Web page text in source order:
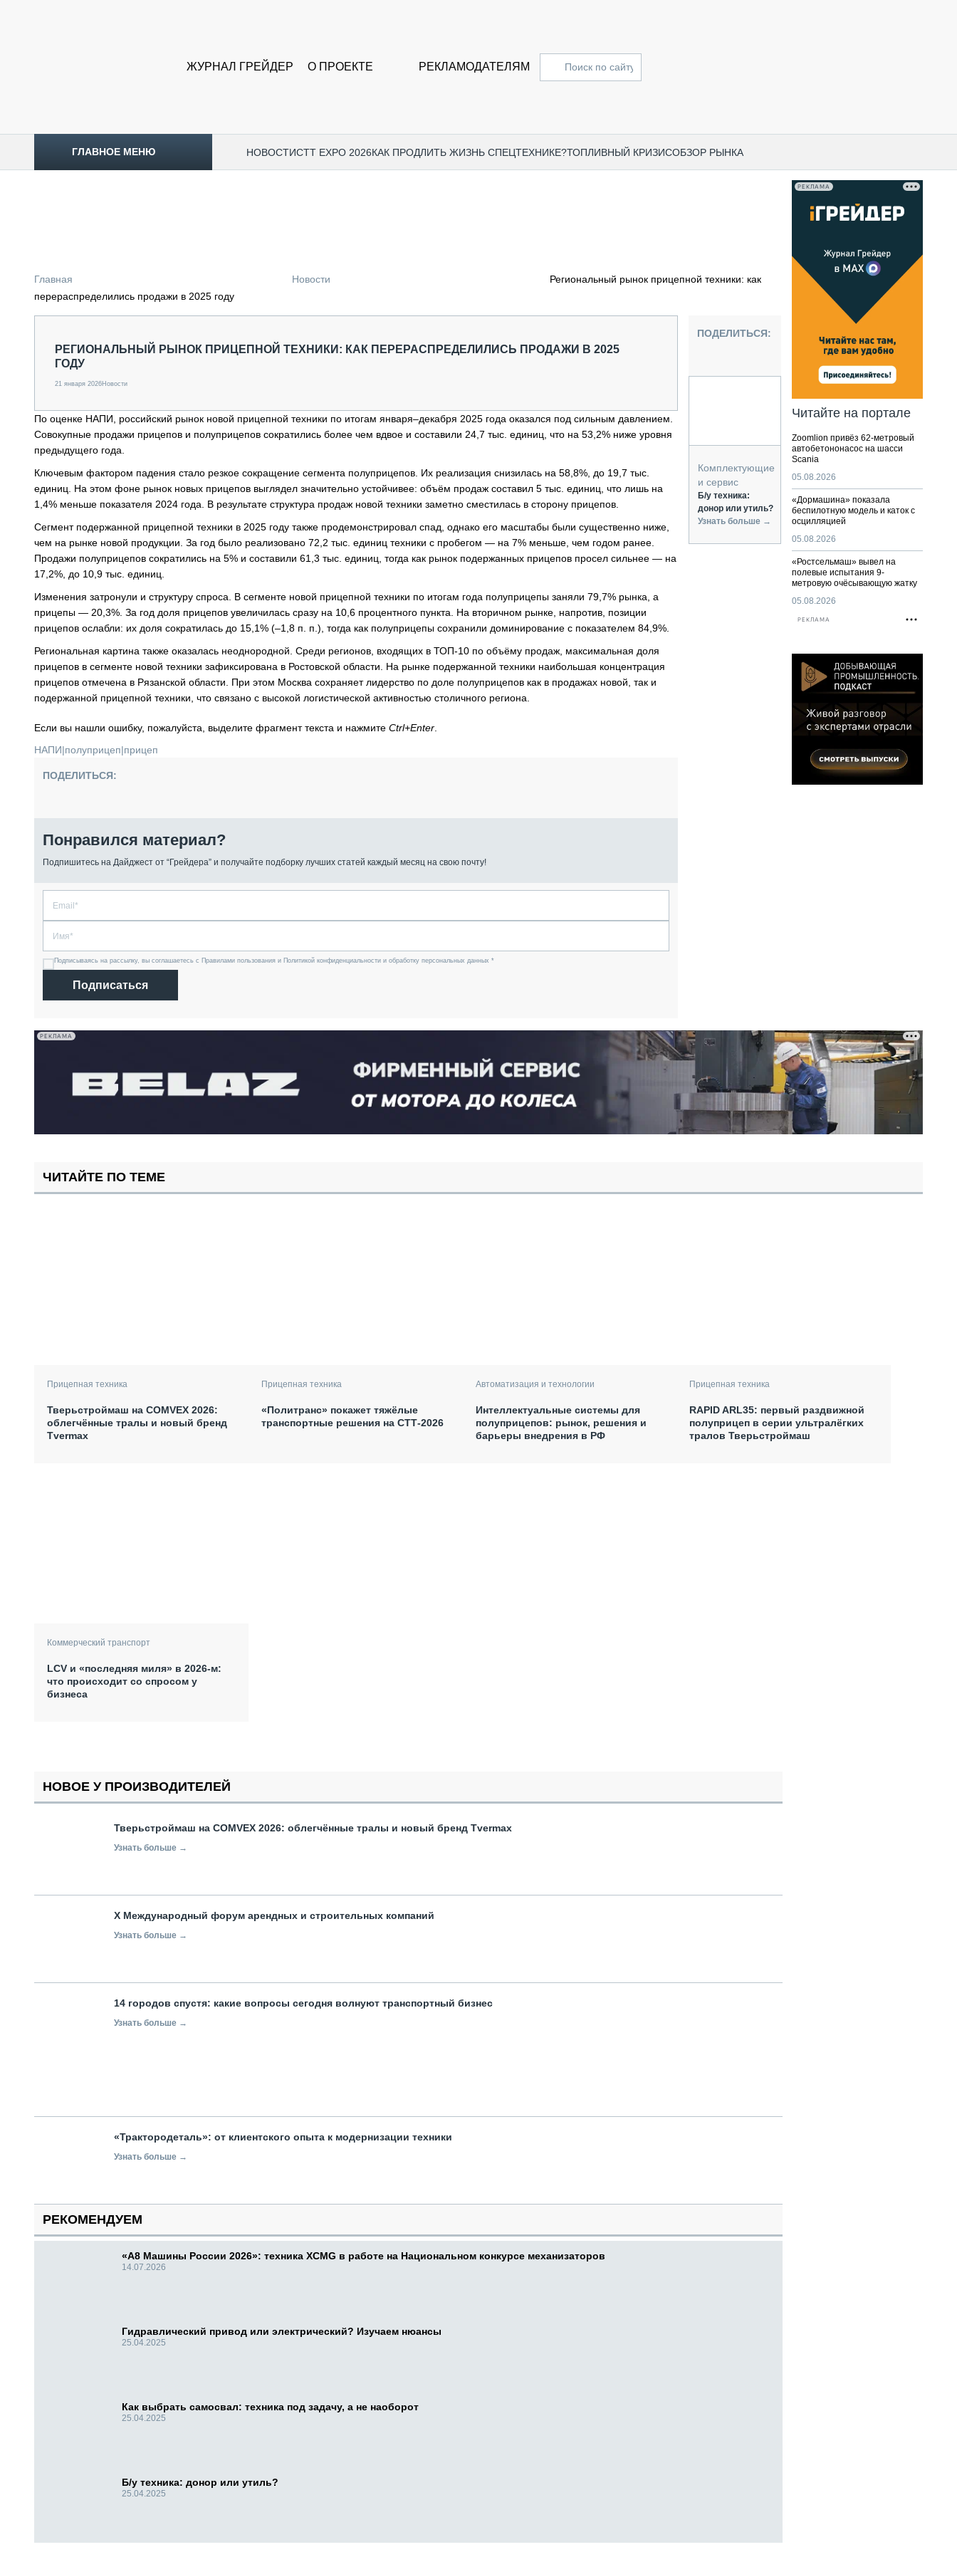
ЖУРНАЛ ГРЕЙДЕР О ПРОЕКТЕ РЕКЛАМОДАТЕЛЯМ
ГЛАВНОЕ МЕНЮ НОВОСТИCTT EXPO 2026КАК ПРОДЛИТЬ ЖИЗНЬ СПЕЦТЕХНИКЕ?ТОПЛИВНЫЙ КРИЗИСОБЗОР РЫНКА
ОБЗОР РЫНКА
ГРУЗОПЕРЕВОЗКИ
ФИНАНСЫ, ЛИЗИНГ, СТРАХОВАНИЕ
ТЕХНИКА КРУПНЫМ ПЛАНОМ
ТЕХНОЛОГИИ
ДОРОЖНАЯ ИНДУСТРИЯ
СЕРВИСМЕНЫ
ПОДЪЁМНАЯ ТЕХНИКА
ПАССАЖИРСКИЙ ТРАНСПОРТ
ЛОГИСТИКА И СКЛАД
АВТОМАТИЗАЦИЯ И ТЕХНОЛОГИИ
Главная Новости
Региональный рынок прицепной техники: как
перераспределились продажи в 2025 году
РЕГИОНАЛЬНЫЙ РЫНОК ПРИЦЕПНОЙ ТЕХНИКИ: КАК ПЕРЕРАСПРЕДЕЛИЛИСЬ ПРОДАЖИ В 2025
ГОДУ
21 января 2026Новости
По оценке НАПИ, российский рынок новой прицепной техники по итогам января–декабря 2025 года оказался под сильным давлением.
Совокупные продажи прицепов и полуприцепов сократились более чем вдвое и составили 24,7 тыс. единиц, что на 53,2% ниже уровня
предыдущего года.
Ключевым фактором падения стало резкое сокращение сегмента полуприцепов. Их реализация снизилась на 58,8%, до 19,7 тыс.
единиц. На этом фоне рынок новых прицепов выглядел значительно устойчивее: объём продаж составил 5 тыс. единиц, что лишь на
1,4% меньше показателя 2024 года. В результате структура продаж новой техники заметно сместилась в сторону прицепов.
Сегмент подержанной прицепной техники в 2025 году также продемонстрировал спад, однако его масштабы были существенно ниже,
чем на рынке новой продукции. За год было реализовано 72,2 тыс. единиц техники с пробегом — на 7% меньше, чем годом ранее.
Продажи полуприцепов сократились на 5% и составили 61,3 тыс. единиц, тогда как рынок подержанных прицепов просел сильнее — на
17,2%, до 10,9 тыс. единиц.
Изменения затронули и структуру спроса. В сегменте новой прицепной техники по итогам года полуприцепы заняли 79,7% рынка, а
прицепы — 20,3%. За год доля прицепов увеличилась сразу на 10,6 процентного пункта. На вторичном рынке, напротив, позиции
прицепов ослабли: их доля сократилась до 15,1% (–1,8 п. п.), тогда как полуприцепы сохранили доминирование с показателем 84,9%.
Региональная картина также оказалась неоднородной. Среди регионов, входящих в ТОП-10 по объёму продаж, максимальная доля
прицепов в сегменте новой техники зафиксирована в Ростовской области. На рынке подержанной техники наибольшая концентрация
прицепов отмечена в Рязанской области. При этом Москва сохраняет лидерство по доле полуприцепов как в продажах новой, так и
подержанной прицепной техники, что связано с высокой логистической активностью столичного региона.
Если вы нашли ошибку, пожалуйста, выделите фрагмент текста и нажмите Ctrl+Enter
НАПИ|полуприцеп|прицеп
ПОДЕЛИТЬСЯ:
Понравился материал?
Подпишитесь на Дайджест от “Грейдера” и получайте подборку лучших статей каждый месяц на свою почту!
Подписываясь на рассылку, вы соглашаетесь с Правилами пользования и Политикой конфиденциальности и обработку персональных данных *
Подписаться
ПОДЕЛИТЬСЯ:
Комплектующие
и сервис
Б/у техника:
донор или утиль?
Узнать больше →
РЕКЛАМА
Читайте на портале
Zoomlion привёз 62-метровый
автобетононасос на шасси
Scania
05.08.2026
«Дормашина» показала
беспилотную модель и каток с
осцилляцией
05.08.2026
«Ростсельмаш» вывел на
полевые испытания 9-
метровую очёсывающую жатку
05.08.2026
РЕКЛАМА
РЕКЛАМА
ЧИТАЙТЕ ПО ТЕМЕ
Прицепная техника
Тверьстроймаш на COMVEX 2026:
облегчённые тралы и новый бренд
Tvermax
Прицепная техника
«Политранс» покажет тяжёлые
транспортные решения на СТТ-2026
Автоматизация и технологии
Интеллектуальные системы для
полуприцепов: рынок, решения и
барьеры внедрения в РФ
Прицепная техника
RAPID ARL35: первый раздвижной
полуприцеп в серии ультралёгких
тралов Тверьстроймаш
Коммерческий транспорт
LCV и «последняя миля» в 2026-м:
что происходит со спросом у
бизнеса
НОВОЕ У ПРОИЗВОДИТЕЛЕЙ
Тверьстроймаш на COMVEX 2026: облегчённые тралы и новый бренд Tvermax
Узнать больше →
X Международный форум арендных и строительных компаний
Узнать больше →
14 городов спустя: какие вопросы сегодня волнуют транспортный бизнес
Узнать больше →
«Трактородеталь»: от клиентского опыта к модернизации техники
Узнать больше →
РЕКОМЕНДУЕМ
«А8 Машины России 2026»: техника XCMG в работе на Национальном конкурсе механизаторов
14.07.2026
Гидравлический привод или электрический? Изучаем нюансы
25.04.2025
Как выбрать самосвал: техника под задачу, а не наоборот
25.04.2025
Б/у техника: донор или утиль?
25.04.2025